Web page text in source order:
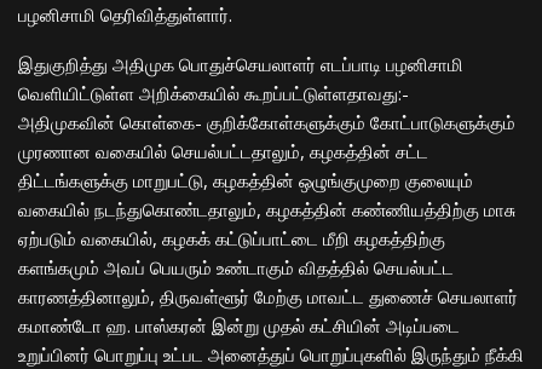
பழனிசாமி தெரிவித்துள்ளார்.
இதுகுறித்து அதிமுக பொதுச்செயலாளர் எடப்பாடி பழனிசாமி
வெளியிட்டுள்ள அறிக்கையில் கூறப்பட்டுள்ளதாவது:-
அதிமுகவின் கொள்கை- குறிக்கோள்களுக்கும் கோட்பாடுகளுக்கும்
முரணான வகையில் செயல்பட்டதாலும், கழகத்தின் சட்ட
திட்டங்களுக்கு மாறுபட்டு, கழகத்தின் ஒழுங்குமுறை குலையும்
வகையில் நடந்துகொண்டதாலும், கழகத்தின் கண்ணியத்திற்கு மாசு
ஏற்படும் வகையில், கழகக் கட்டுப்பாட்டை மீறி கழகத்திற்கு
களங்கமும் அவப் பெயரும் உண்டாகும் விதத்தில் செயல்பட்ட
காரணத்தினாலும், திருவள்ளூர் மேற்கு மாவட்ட துணைச் செயலாளர்
கமாண்டோ ஹ. பாஸ்கரன் இன்று முதல் கட்சியின் அடிப்படை
உறுப்பினர் பொறுப்பு உட்பட அனைத்துப் பொறுப்புகளில் இருந்தும் நீக்கி